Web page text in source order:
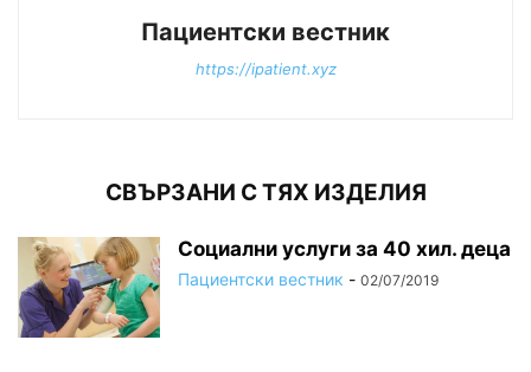
Пациентски вестник
https://ipatient.xyz
СВЪРЗАНИ С ТЯХ ИЗДЕЛИЯ
Социални услуги за 40 хил. деца
Пациентски вестник - 02/07/2019